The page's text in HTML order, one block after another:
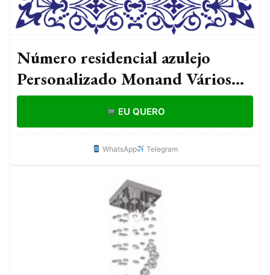
Número residencial azulejo
Personalizado Monand Vários
modelos | Placa Decorativa
Cerâmica 20x20cm
EU QUERO
WhatsApp Telegram